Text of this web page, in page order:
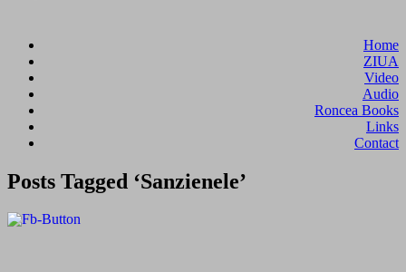
Home
ZIUA
Video
Audio
Roncea Books
Links
Contact
Posts Tagged ‘Sanzienele’